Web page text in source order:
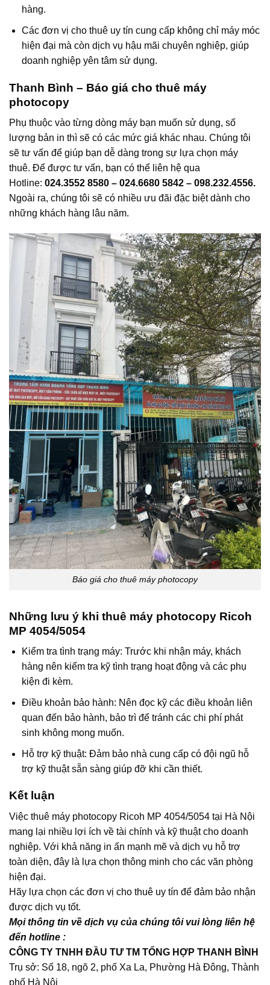
hàng.
Các đơn vị cho thuê uy tín cung cấp không chỉ máy móc
hiện đại mà còn dịch vụ hậu mãi chuyên nghiệp, giúp
doanh nghiệp yên tâm sử dụng.
Thanh Bình – Báo giá cho thuê máy
photocopy
Phụ thuộc vào từng dòng máy bạn muốn sử dụng, số
lượng bản in thì sẽ có các mức giá khác nhau. Chúng tôi
sẽ tư vấn để giúp bạn dễ dàng trong sự lựa chọn máy
thuê. Để được tư vấn, bạn có thể liên hệ qua
Hotline: 024.3552 8580 – 024.6680 5842 – 098.232.4556.
Ngoài ra, chúng tôi sẽ có nhiều ưu đãi đặc biệt dành cho
những khách hàng lâu năm.
Báo giá cho thuê máy photocopy
Những lưu ý khi thuê máy photocopy Ricoh
MP 4054/5054
Kiểm tra tình trạng máy: Trước khi nhận máy, khách
hàng nên kiểm tra kỹ tình trạng hoạt động và các phụ
kiện đi kèm.
Điều khoản bảo hành: Nên đọc kỹ các điều khoản liên
quan đến bảo hành, bảo trì để tránh các chi phí phát
sinh không mong muốn.
Hỗ trợ kỹ thuật: Đảm bảo nhà cung cấp có đội ngũ hỗ
trợ kỹ thuật sẵn sàng giúp đỡ khi cần thiết.
Kết luận
Việc thuê máy photocopy Ricoh MP 4054/5054 tại Hà Nội
mang lại nhiều lợi ích về tài chính và kỹ thuật cho doanh
nghiệp. Với khả năng in ấn mạnh mẽ và dịch vụ hỗ trợ
toàn diện, đây là lựa chọn thông minh cho các văn phòng
hiện đại.
Hãy lựa chọn các đơn vị cho thuê uy tín để đảm bảo nhận
được dịch vụ tốt.
Mọi thông tin về dịch vụ của chúng tôi vui lòng liên hệ
đến hotline :
CÔNG TY TNHH ĐẦU TƯ TM TỔNG HỢP THANH BÌNH
Trụ sở: Số 18, ngõ 2, phố Xa La, Phường Hà Đông, Thành
phố Hà Nội